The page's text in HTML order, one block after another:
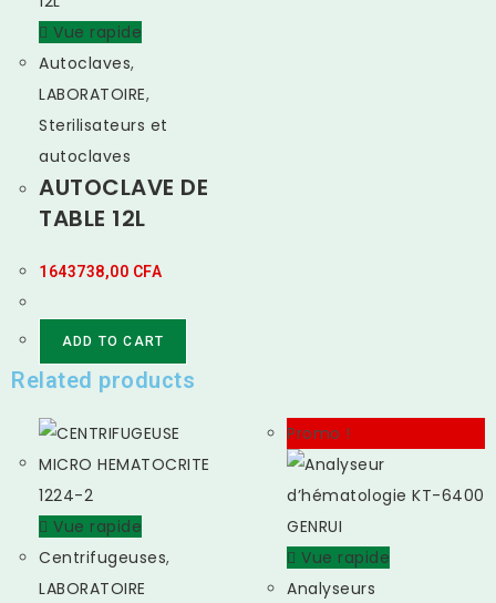
Vue rapide
Autoclaves,
LABORATOIRE,
Sterilisateurs et
autoclaves
AUTOCLAVE DE
TABLE 12L
1643738,00 CFA
ADD TO CART
Related products
Vue rapide
Centrifugeuses,
LABORATOIRE
Promo !
Vue rapide
Analyseurs